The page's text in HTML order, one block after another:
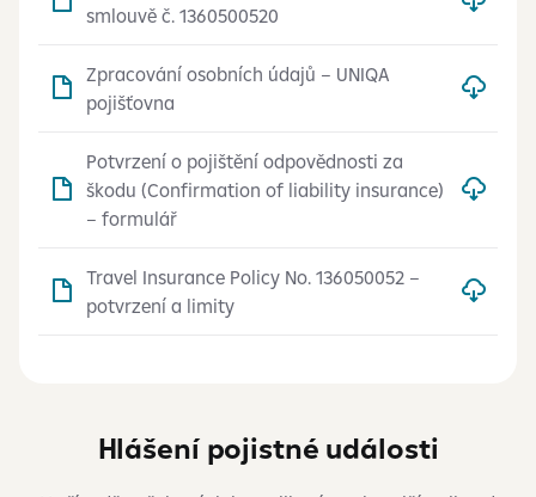
smlouvě č. 1360500520
Zpracování osobních údajů – UNIQA
pojišťovna
Potvrzení o pojištění odpovědnosti za
škodu (Confirmation of liability insurance)
– formulář
Travel Insurance Policy No. 136050052 –
potvrzení a limity
Hlášení pojistné události